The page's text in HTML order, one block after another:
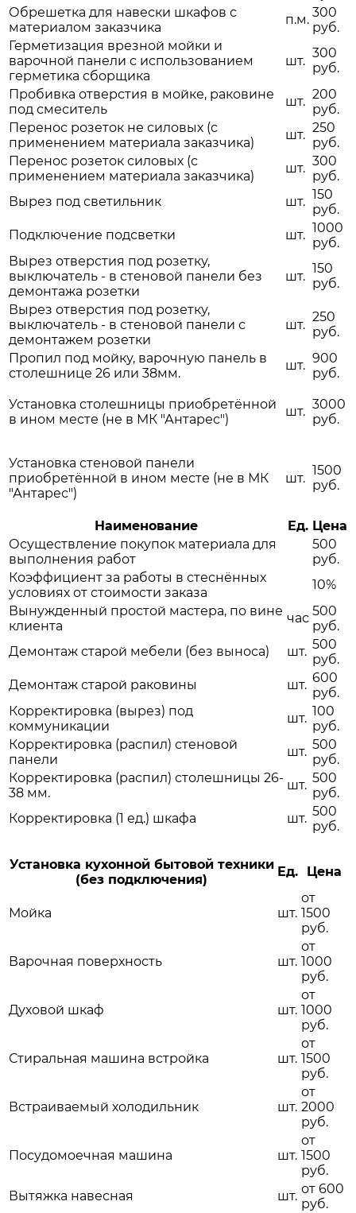
Обрешетка для навески шкафов с
материалом заказчика
п.м. 300
руб.
Герметизация врезной мойки и
варочной панели с использованием
герметика сборщика
шт.
300
руб.
Пробивка отверстия в мойке, раковине
под смеситель
шт. 200
руб.
Перенос розеток не силовых (с
применением материала заказчика)
шт. 250
руб.
Перенос розеток силовых (с
применением материала заказчика)
шт. 300
руб.
Вырез под светильник
шт. 150
руб.
Подключение подсветки
шт. 1000
руб.
Вырез отверстия под розетку,
выключатель - в стеновой панели без
демонтажа розетки
шт.
150
руб.
Вырез отверстия под розетку,
выключатель - в стеновой панели с
демонтажем розетки
шт.
250
руб.
Пропил под мойку, варочную панель в
столешнице 26 или 38мм.
шт. 900
руб.
Установка столешницы приобретённой
в ином месте (не в МК "Антарес")
шт. 3000
руб.
Установка стеновой панели
приобретённой в ином месте (не в МК
"Антарес")
шт.
1500
руб.
Наименование Ед. Цена
Осуществление покупок материала для
выполнения работ
500
руб.
Коэффициент за работы в стеснённых
условиях от стоимости заказа
10%
Вынужденный простой мастера, по вине
клиента
час 500
руб.
Демонтаж старой мебели (без выноса)
шт. 500
руб.
Демонтаж старой раковины
шт. 600
руб.
Корректировка (вырез) под
коммуникации
шт. 100
руб.
Корректировка (распил) стеновой
панели
шт. 500
руб.
Корректировка (распил) столешницы 26-
38 мм.
шт. 500
руб.
Корректировка (1 ед.) шкафа
шт. 500
руб.
Установка кухонной бытовой техники
(без подключения)
Ед. Цена
Мойка шт.
от
1500
руб.
Варочная поверхность шт.
от
1000
руб.
Духовой шкаф шт.
от
1000
руб.
Стиральная машина встройка шт.
от
1500
руб.
Встраиваемый холодильник шт.
от
2000
руб.
Посудомоечная машина шт.
от
1500
руб.
Вытяжка навесная
шт. от 600
руб.